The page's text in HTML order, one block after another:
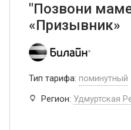
"Позвони
«Призывник»
Тип тарифа: поминутный
Регион: Удмуртская